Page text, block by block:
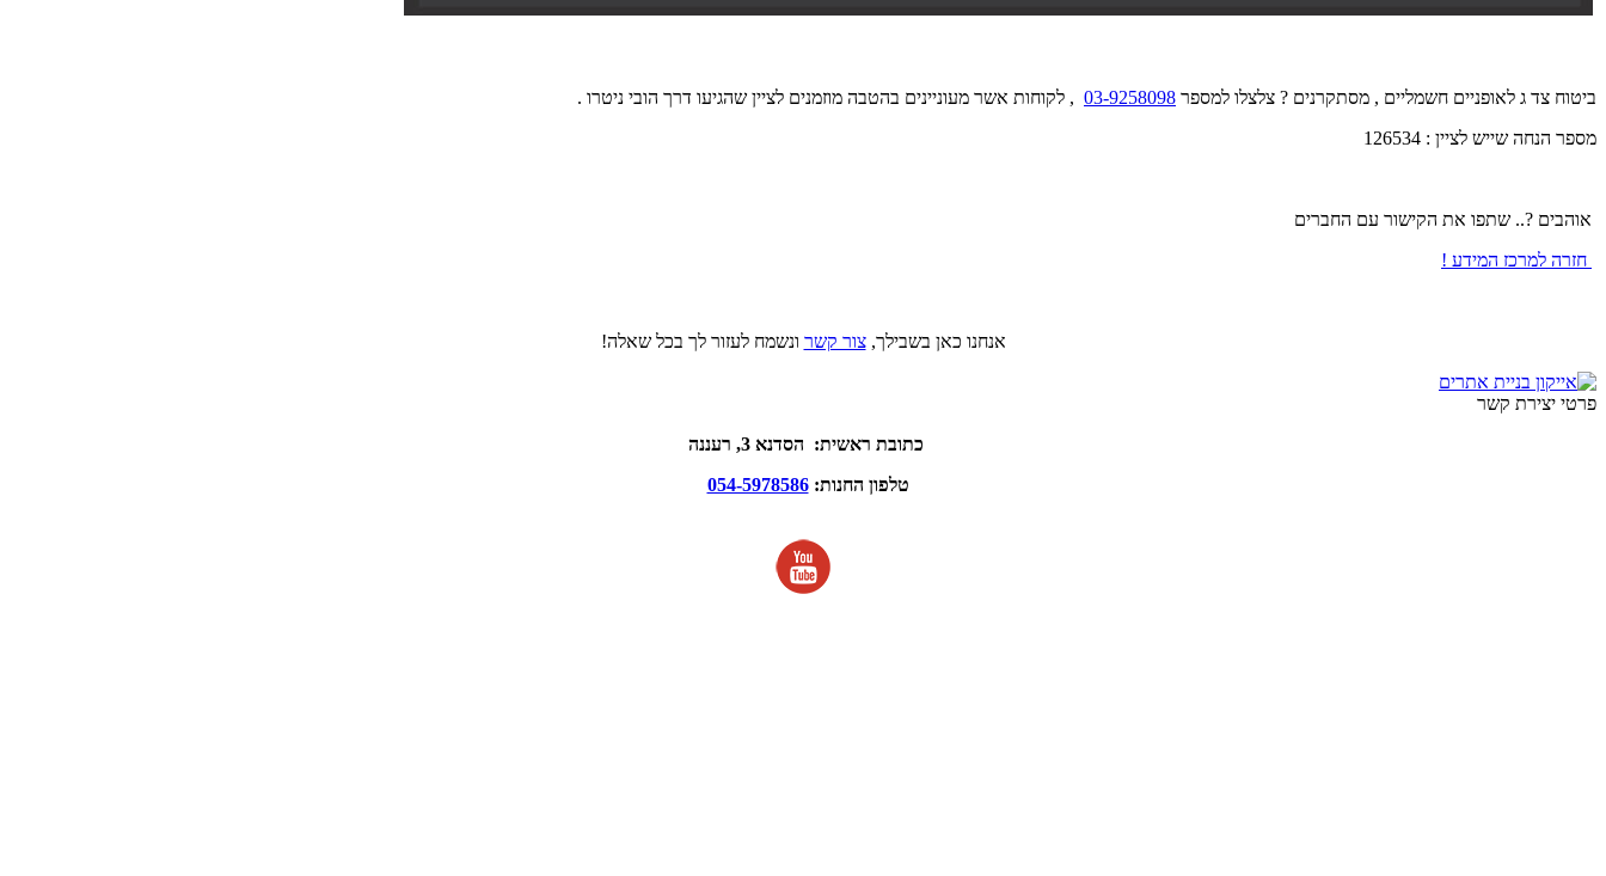
ביטוח צד ג לאופניים חשמליים , מסתקרנים ? צלצלו למספר 03-9258098 , לקוחות אשר מעוניינים בהטבה מוזמנים לציין שהגיעו דרך הובי ניטרו .
מספר הנחה שייש לציין : 126534
אוהבים ?.. שתפו את הקישור עם החברים
חזרה למרכז המידע !
אנחנו כאן בשבילך,צור קשר ונשמח לעזור לך בכל שאלה!
פרטי יצירת קשר
כתובת ראשית: הסדנא 3, רעננה
טלפון החנות:054-5978586